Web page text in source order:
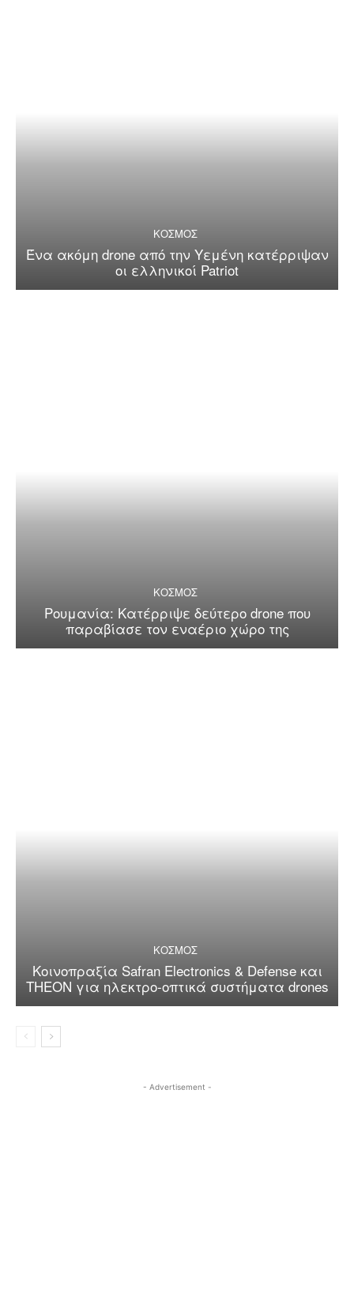
ΚΟΣΜΟΣ
Ένα ακόμη drone από την Υεμένη κατέρριψαν
οι ελληνικοί Patriot
ΚΟΣΜΟΣ
Ρουμανία: Κατέρριψε δεύτερο drone που
παραβίασε τον εναέριο χώρο της
ΚΟΣΜΟΣ
Κοινοπραξία Safran Electronics & Defense και
THEON για ηλεκτρο-οπτικά συστήματα drones
- Advertisement -